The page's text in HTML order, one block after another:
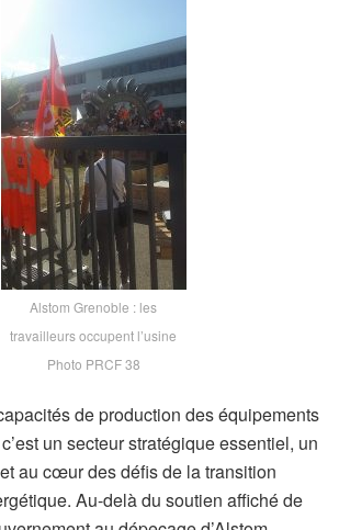
Alstom Grenoble : les
travailleurs occupent l’usine
Photo PRCF 38
de production des équipements
un secteur stratégique essentiel, un
au cœur des défis de la transition
Au-delà du soutien affiché de